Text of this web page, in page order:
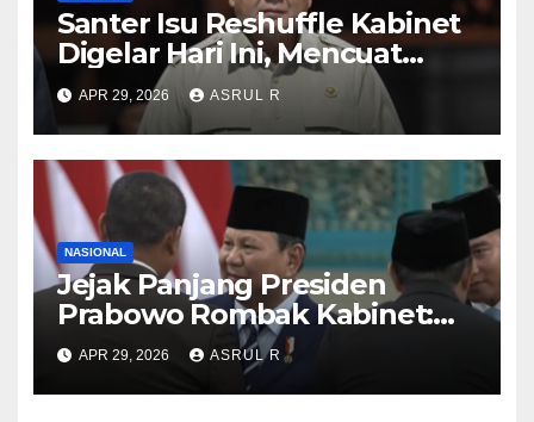
Santer Isu Reshuffle Kabinet
Digelar Hari Ini, Mencuat
Nama Eks KSAD Dudung
Abdurachman hingga Ketum
KSPSI Jumhur Hidayat ‎
APR 29, 2026 ASRUL R
NASIONAL
Jejak Panjang Presiden
Prabowo Rombak Kabinet:
Ganti Mendikti Saintek
sampai Geser Menteri
Lingkungan Hidup
APR 29, 2026 ASRUL R